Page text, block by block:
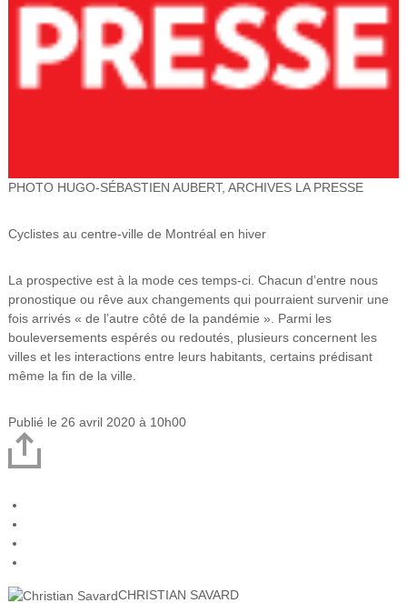
e
l
'
A
s
A
L
A
)
PHOTO HUGO-SÉBASTIEN AUBERT, ARCHIVES LA PRESSE
Cyclistes au centre-ville de Montréal en hiver
La prospective est à la mode ces temps-ci. Chacun d’entre nous
pronostique ou rêve aux changements qui pourraient survenir une
fois arrivés « de l’autre côté de la pandémie ». Parmi les
bouleversements espérés ou redoutés, plusieurs concernent les
villes et les interactions entre leurs habitants, certains prédisant
même la fin de la ville.
Publié le 26 avril 2020 à 10h00
CHRISTIAN SAVARD